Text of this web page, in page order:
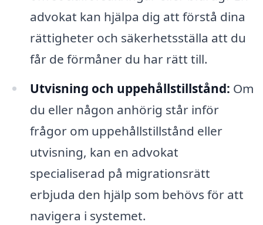
advokat kan hjälpa dig att förstå dina
rättigheter och säkerhetsställa att du
får de förmåner du har rätt till.
Utvisning och uppehållstillstånd: Om
du eller någon anhörig står inför
frågor om uppehållstillstånd eller
utvisning, kan en advokat
specialiserad på migrationsrätt
erbjuda den hjälp som behövs för att
navigera i systemet.